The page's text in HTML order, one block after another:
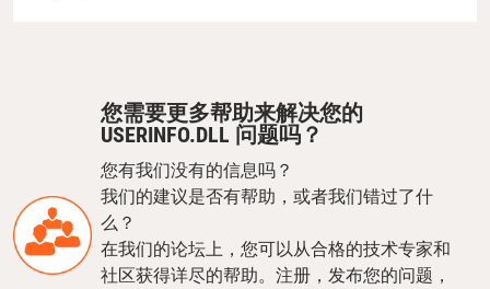
您需要更多帮助来解决您的
USERINFO.DLL 问题吗？
您有我们没有的信息吗？
我们的建议是否有帮助，或者我们错过了什
么？
在我们的论坛上，您可以从合格的技术专家和
社区获得详尽的帮助。注册，发布您的问题，